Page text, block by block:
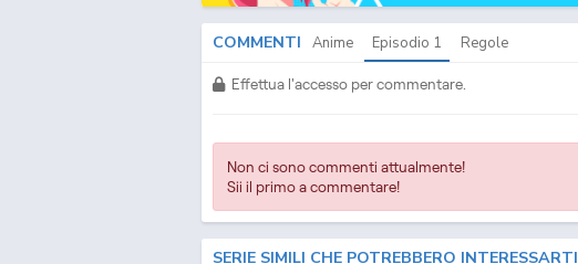
COMMENTI Anime Episodio 1 Regole
Effettua l'accesso per commentare.
Non ci sono commenti attualmente!
Sii il primo a commentare!
SERIE SIMILI CHE POTREBBERO INTERESSARTI